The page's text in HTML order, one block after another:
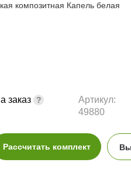
композитная Капель белая
заказ
Артикул:
49880
Рассчитать комплект